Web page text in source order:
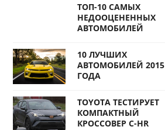
ТОП-10 САМЫХ
НЕДООЦЕНЕННЫХ
АВТОМОБИЛЕЙ
10 ЛУЧШИХ
АВТОМОБИЛЕЙ 2015
ГОДА
TOYOTA ТЕСТИРУЕТ
КОМПАКТНЫЙ
КРОССОВЕР C-HR